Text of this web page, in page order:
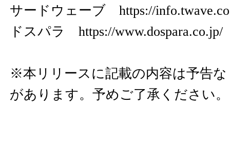
サードウェーブ https://
ドスパラ https://www.dospara.co.jp/
※本リリースに記載の内容は予告
があります。予めご了承ください。